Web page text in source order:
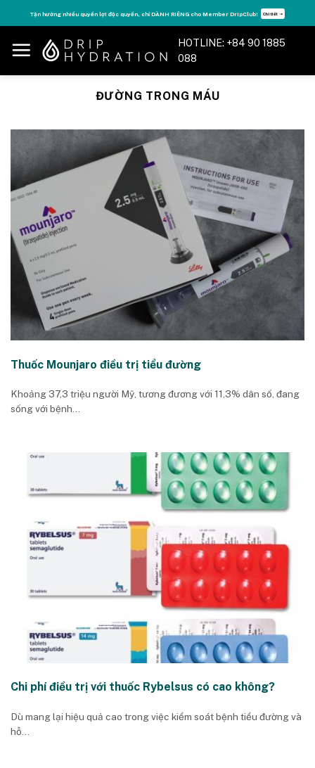
to
content
Tận hưởng nhiều quyền lợi độc quyền, chỉ DÀNH RIÊNG cho Member DripClub! Chi tiết ➝
HOTLINE: +84 90 1885
088
ĐƯỜNG TRONG MÁU
Thuốc Mounjaro điều trị tiểu đường
Khoảng 37,3 triệu người Mỹ, tương đương với 11,3% dân số, đang
sống với bệnh...
Chi phí điều trị với thuốc Rybelsus có cao không?
Dù mang lại hiệu quả cao trong việc kiểm soát bệnh tiểu đường và
hỗ...